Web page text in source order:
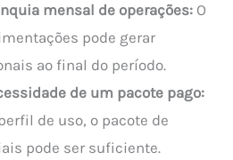
mensal de operações: O
pode gerar
ao final do período.
de um pacote pago:
de uso, o pacote de
pode ser suficiente.